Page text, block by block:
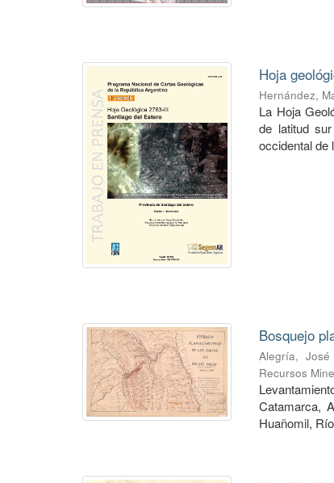
Hoja
Hernández,
La Hoja
de latitud
occidental de
Bosquejo
Alegría,
Recursos
Catamarca,
Huañomil,